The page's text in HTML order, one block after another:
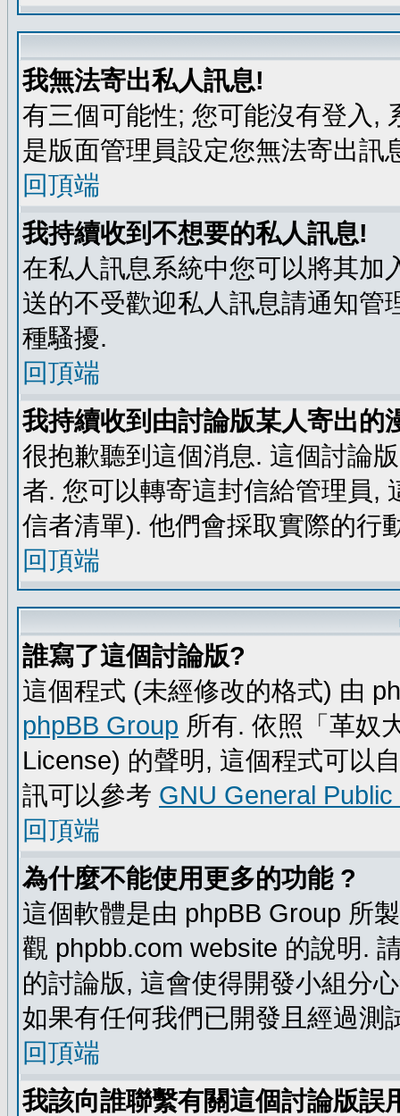
我無法寄出私人訊息!
有三個可能性; 您可能沒有登入,
是版面管理員設定您無法寄出訊
回頂端
我持續收到不想要的私人訊息!
在私人訊息系統中您可以將其加
送的不受歡迎私人訊息請通知管
種騷擾.
回頂端
我持續收到由討論版某人寄出的
很抱歉聽到這個消息. 這個討論
者. 您可以轉寄這封信給管理員,
信者清單). 他們會採取實際的行
回頂端
誰寫了這個討論版?
這個程式 (未經修改的格式) 由
phpBB Group 所有. 依照「革奴
License) 的聲明, 這個程式可以
訊可以參考 GNU General
回頂端
為什麼不能使用更多的功能 ?
這個軟體是由 phpBB Group 所
觀 phpbb.com website 的說明.
的討論版, 這會使得開發小組分
如果有任何我們已開發且經過測
回頂端
我該向誰聯繫有關這個討論版誤